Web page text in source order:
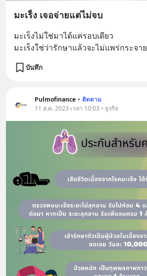
มะเร็ง เจอจ่ายแต่ไม่จบ
มะเร็งไม่ใช่มาได้แค่รอบเดียว
มะเร็งใช่ว่ารักษาแล้วจะไม่แพร่กระจาย
บันทึก
Pulmofinance • ติดตาม
11 ส.ค. 2023 เวลา 10:03 • ธุรกิจ